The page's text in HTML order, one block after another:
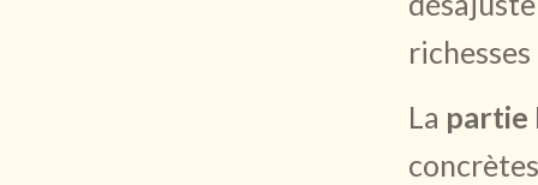
La partie